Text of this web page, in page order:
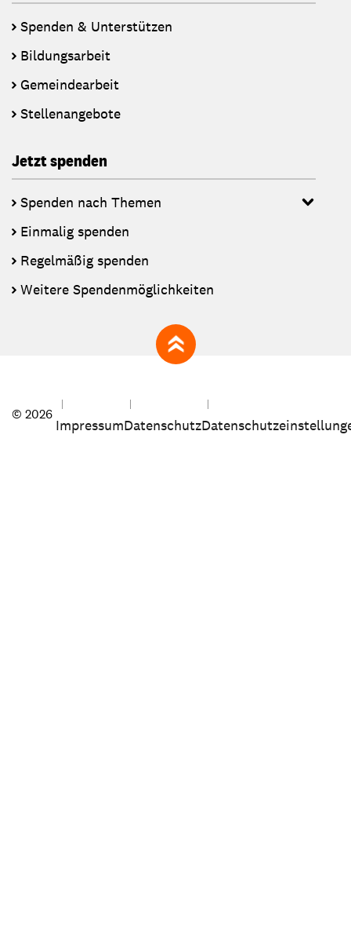
Spenden & Unterstützen
Bildungsarbeit
Gemeindearbeit
Stellenangebote
Jetzt spenden
Spenden nach Themen
Einmalig spenden
Regelmäßig spenden
Weitere Spendenmöglichkeiten
zum Seitenanfang
© 2026
ImpressumDatenschutz